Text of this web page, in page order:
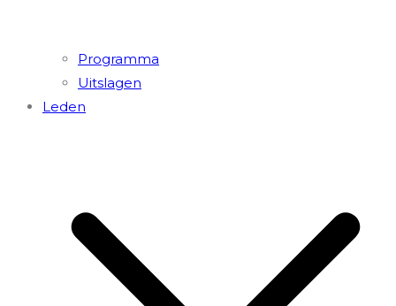
Programma
Uitslagen
Leden